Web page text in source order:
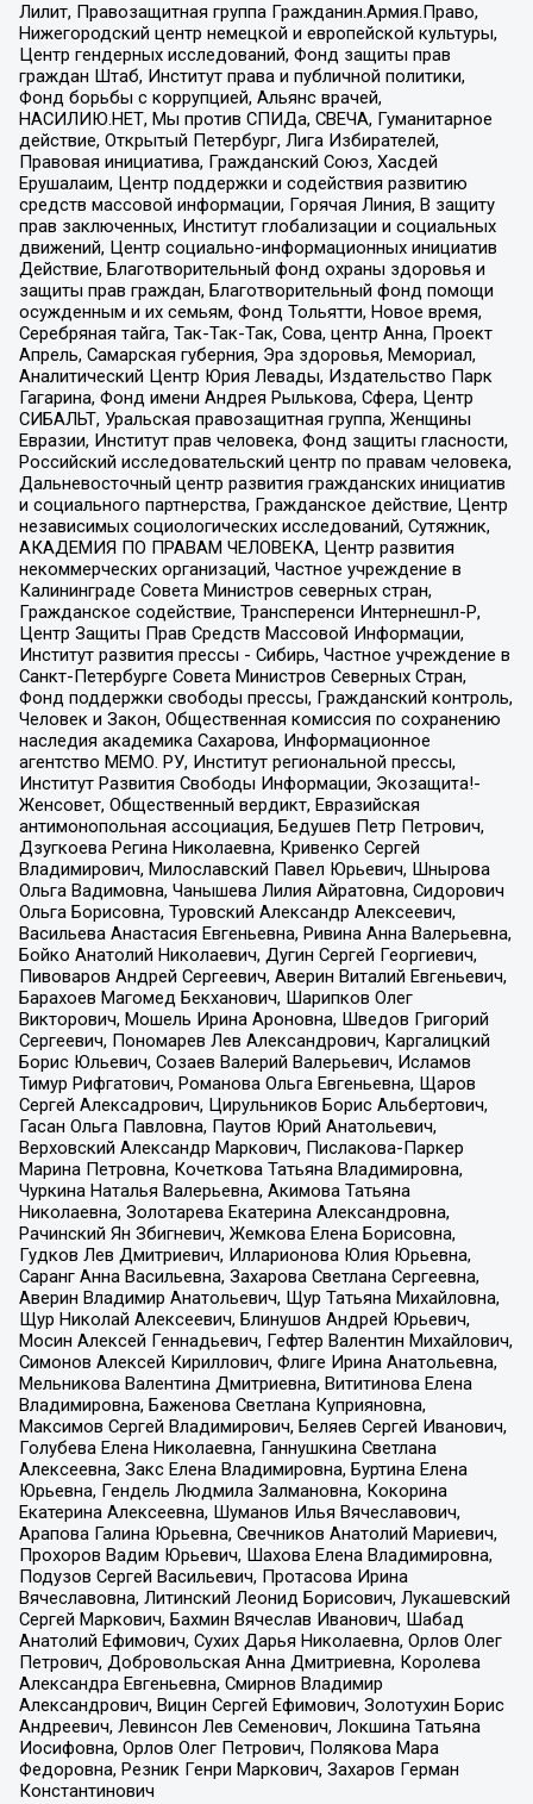
Лилит, Правозащитная группа Гражданин.Армия.Право,
Нижегородский центр немецкой и европейской культуры,
Центр гендерных исследований, Фонд защиты прав
граждан Штаб, Институт права и публичной политики,
Фонд борьбы с коррупцией, Альянс врачей,
НАСИЛИЮ.НЕТ, Мы против СПИДа, СВЕЧА, Гуманитарное
действие, Открытый Петербург, Лига Избирателей,
Правовая инициатива, Гражданский Союз, Хасдей
Ерушалаим, Центр поддержки и содействия развитию
средств массовой информации, Горячая Линия, В защиту
прав заключенных, Институт глобализации и социальных
движений, Центр социально-информационных инициатив
Действие, Благотворительный фонд охраны здоровья и
защиты прав граждан, Благотворительный фонд помощи
осужденным и их семьям, Фонд Тольятти, Новое время,
Серебряная тайга, Так-Так-Так, Сова, центр Анна, Проект
Апрель, Самарская губерния, Эра здоровья, Мемориал,
Аналитический Центр Юрия Левады, Издательство Парк
Гагарина, Фонд имени Андрея Рылькова, Сфера, Центр
СИБАЛЬТ, Уральская правозащитная группа, Женщины
Евразии, Институт прав человека, Фонд защиты гласности,
Российский исследовательский центр по правам человека,
Дальневосточный центр развития гражданских инициатив
и социального партнерства, Гражданское действие, Центр
независимых социологических исследований, Сутяжник,
АКАДЕМИЯ ПО ПРАВАМ ЧЕЛОВЕКА, Центр развития
некоммерческих организаций, Частное учреждение в
Калининграде Совета Министров северных стран,
Гражданское содействие, Трансперенси Интернешнл-Р,
Центр Защиты Прав Средств Массовой Информации,
Институт развития прессы - Сибирь, Частное учреждение в
Санкт-Петербурге Совета Министров Северных Стран,
Фонд поддержки свободы прессы, Гражданский контроль,
Человек и Закон, Общественная комиссия по сохранению
наследия академика Сахарова, Информационное
агентство МЕМО. РУ, Институт региональной прессы,
Институт Развития Свободы Информации, Экозащита!-
Женсовет, Общественный вердикт, Евразийская
антимонопольная ассоциация, Бедушев Петр Петрович,
Дзугкоева Регина Николаевна, Кривенко Сергей
Владимирович, Милославский Павел Юрьевич, Шнырова
Ольга Вадимовна, Чанышева Лилия Айратовна, Сидорович
Ольга Борисовна, Туровский Александр Алексеевич,
Васильева Анастасия Евгеньевна, Ривина Анна Валерьевна,
Бойко Анатолий Николаевич, Дугин Сергей Георгиевич,
Пивоваров Андрей Сергеевич, Аверин Виталий Евгеньевич,
Барахоев Магомед Бекханович, Шарипков Олег
Викторович, Мошель Ирина Ароновна, Шведов Григорий
Сергеевич, Пономарев Лев Александрович, Каргалицкий
Борис Юльевич, Созаев Валерий Валерьевич, Исламов
Тимур Рифгатович, Романова Ольга Евгеньевна, Щаров
Сергей Алексадрович, Цирульников Борис Альбертович,
Гасан Ольга Павловна, Паутов Юрий Анатольевич,
Верховский Александр Маркович, Пислакова-Паркер
Марина Петровна, Кочеткова Татьяна Владимировна,
Чуркина Наталья Валерьевна, Акимова Татьяна
Николаевна, Золотарева Екатерина Александровна,
Рачинский Ян Збигневич, Жемкова Елена Борисовна,
Гудков Лев Дмитриевич, Илларионова Юлия Юрьевна,
Саранг Анна Васильевна, Захарова Светлана Сергеевна,
Аверин Владимир Анатольевич, Щур Татьяна Михайловна,
Щур Николай Алексеевич, Блинушов Андрей Юрьевич,
Мосин Алексей Геннадьевич, Гефтер Валентин Михайлович,
Симонов Алексей Кириллович, Флиге Ирина Анатольевна,
Мельникова Валентина Дмитриевна, Вититинова Елена
Владимировна, Баженова Светлана Куприяновна,
Максимов Сергей Владимирович, Беляев Сергей Иванович,
Голубева Елена Николаевна, Ганнушкина Светлана
Алексеевна, Закс Елена Владимировна, Буртина Елена
Юрьевна, Гендель Людмила Залмановна, Кокорина
Екатерина Алексеевна, Шуманов Илья Вячеславович,
Арапова Галина Юрьевна, Свечников Анатолий Мариевич,
Прохоров Вадим Юрьевич, Шахова Елена Владимировна,
Подузов Сергей Васильевич, Протасова Ирина
Вячеславовна, Литинский Леонид Борисович, Лукашевский
Сергей Маркович, Бахмин Вячеслав Иванович, Шабад
Анатолий Ефимович, Сухих Дарья Николаевна, Орлов Олег
Петрович, Добровольская Анна Дмитриевна, Королева
Александра Евгеньевна, Смирнов Владимир
Александрович, Вицин Сергей Ефимович, Золотухин Борис
Андреевич, Левинсон Лев Семенович, Локшина Татьяна
Иосифовна, Орлов Олег Петрович, Полякова Мара
Федоровна, Резник Генри Маркович, Захаров Герман
Константинович